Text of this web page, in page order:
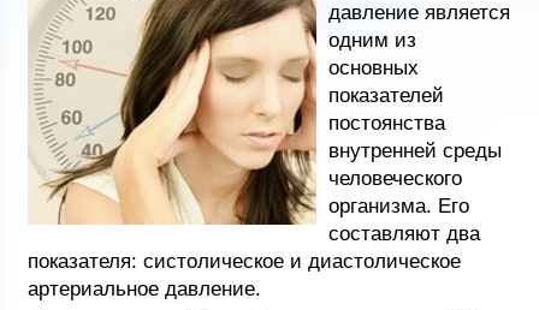
давление является
одним из
основных
показателей
постоянства
внутренней среды
человеческого
организма. Его
составляют два
показателя: систолическое и диастолическое
артериальное давление.